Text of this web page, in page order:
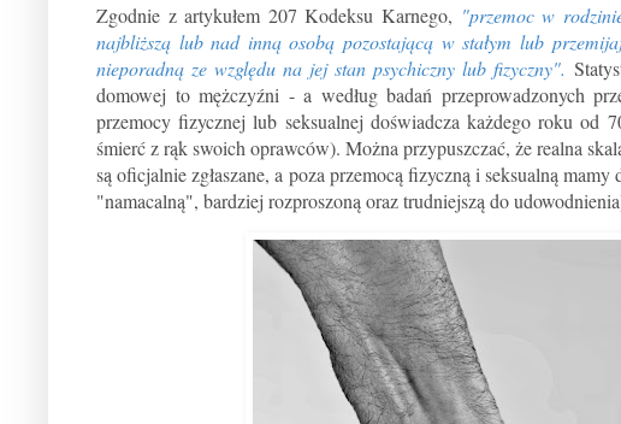
Zgodnie z artykułem 207 Kodeksu Karnego, "przemoc w
najbliższą lub nad inną osobą pozostającą w stałym lub
nieporadną ze względu na jej stan psychiczny lub fizyczny".
domowej to mężczyźni - a według badań przeprowadzonych
przemocy fizycznej lub seksualnej doświadcza każdego roku
śmierć z rąk swoich oprawców). Można przypuszczać, że realna
są oficjalnie zgłaszane, a poza przemocą fizyczną i seksualną
"namacalną", bardziej rozproszoną oraz trudniejszą do